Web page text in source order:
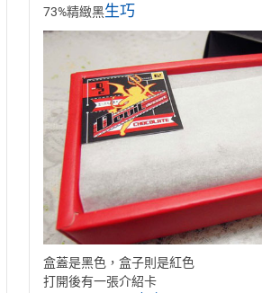
73%精緻黑生巧
盒蓋是黑色，盒子則是紅色
打開後有一張介紹卡